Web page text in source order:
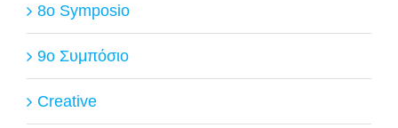
8o Symposio
9ο Συμπόσιο
Creative